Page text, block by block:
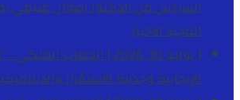
السادس من الدكتور رضوان غنيمي
المجيدالاخبار
[ يوليو 30, 2026 ]
الخطاب الملكي ..
الإيجابية وجدلية الاستقرار